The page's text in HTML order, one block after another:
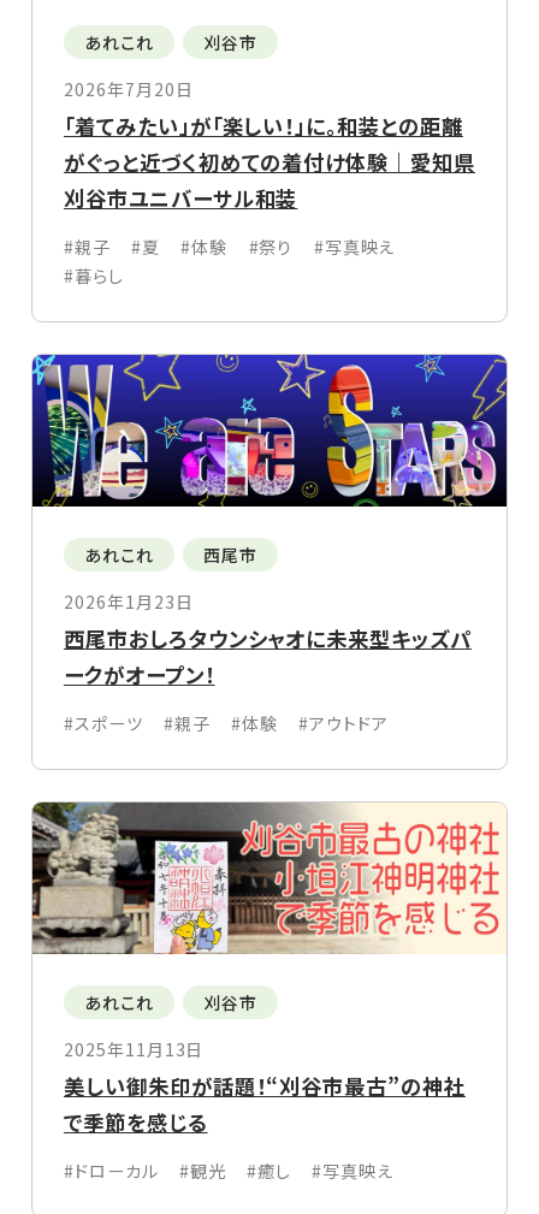
あれこれ
刈谷市
2026年7月20日
「着てみたい」が「楽しい！」に。和装との距離
がぐっと近づく初めての着付け体験｜愛知県
刈谷市ユニバーサル和装
#親子 #夏 #体験 #祭り
#写真映え
#暮らし
あれこれ
西尾市
2026年1月23日
西尾市おしろタウンシャオに未来型キッズパ
ークがオープン！
#スポーツ #親子 #体験 #アウトドア
あれこれ
刈谷市
2025年11月13日
美しい御朱印が話題！“刈谷市最古”の神社
で季節を感じる
#ドローカル #観光 #癒し #写真映え